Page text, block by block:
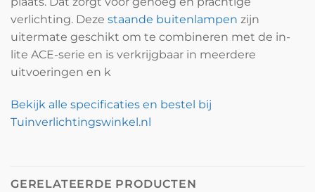
verlichting. Deze staande buitenlampen zijn
uitermate geschikt om te combineren met de in-
lite ACE-serie en is verkrijgbaar in meerdere
uitvoeringen en k
Bekijk alle specificaties en bestel bij
Tuinverlichtingswinkel.nl
GERELATEERDE PRODUCTEN